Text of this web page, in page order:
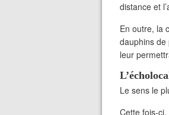
distance et
En outre, la
dauphins
leur
Le sens le
Cette fois-